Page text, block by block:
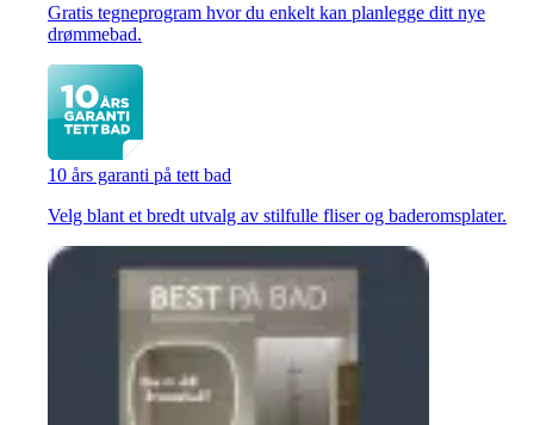
Gratis tegneprogram hvor du enkelt kan planlegge ditt nye
drømmebad.
10 års garanti på tett bad
Velg blant et bredt utvalg av stilfulle fliser og baderomsplater.